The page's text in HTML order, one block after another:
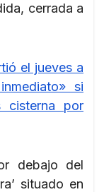
cerrada a
el jueves a
si
cisterna por
debajo del
situado en